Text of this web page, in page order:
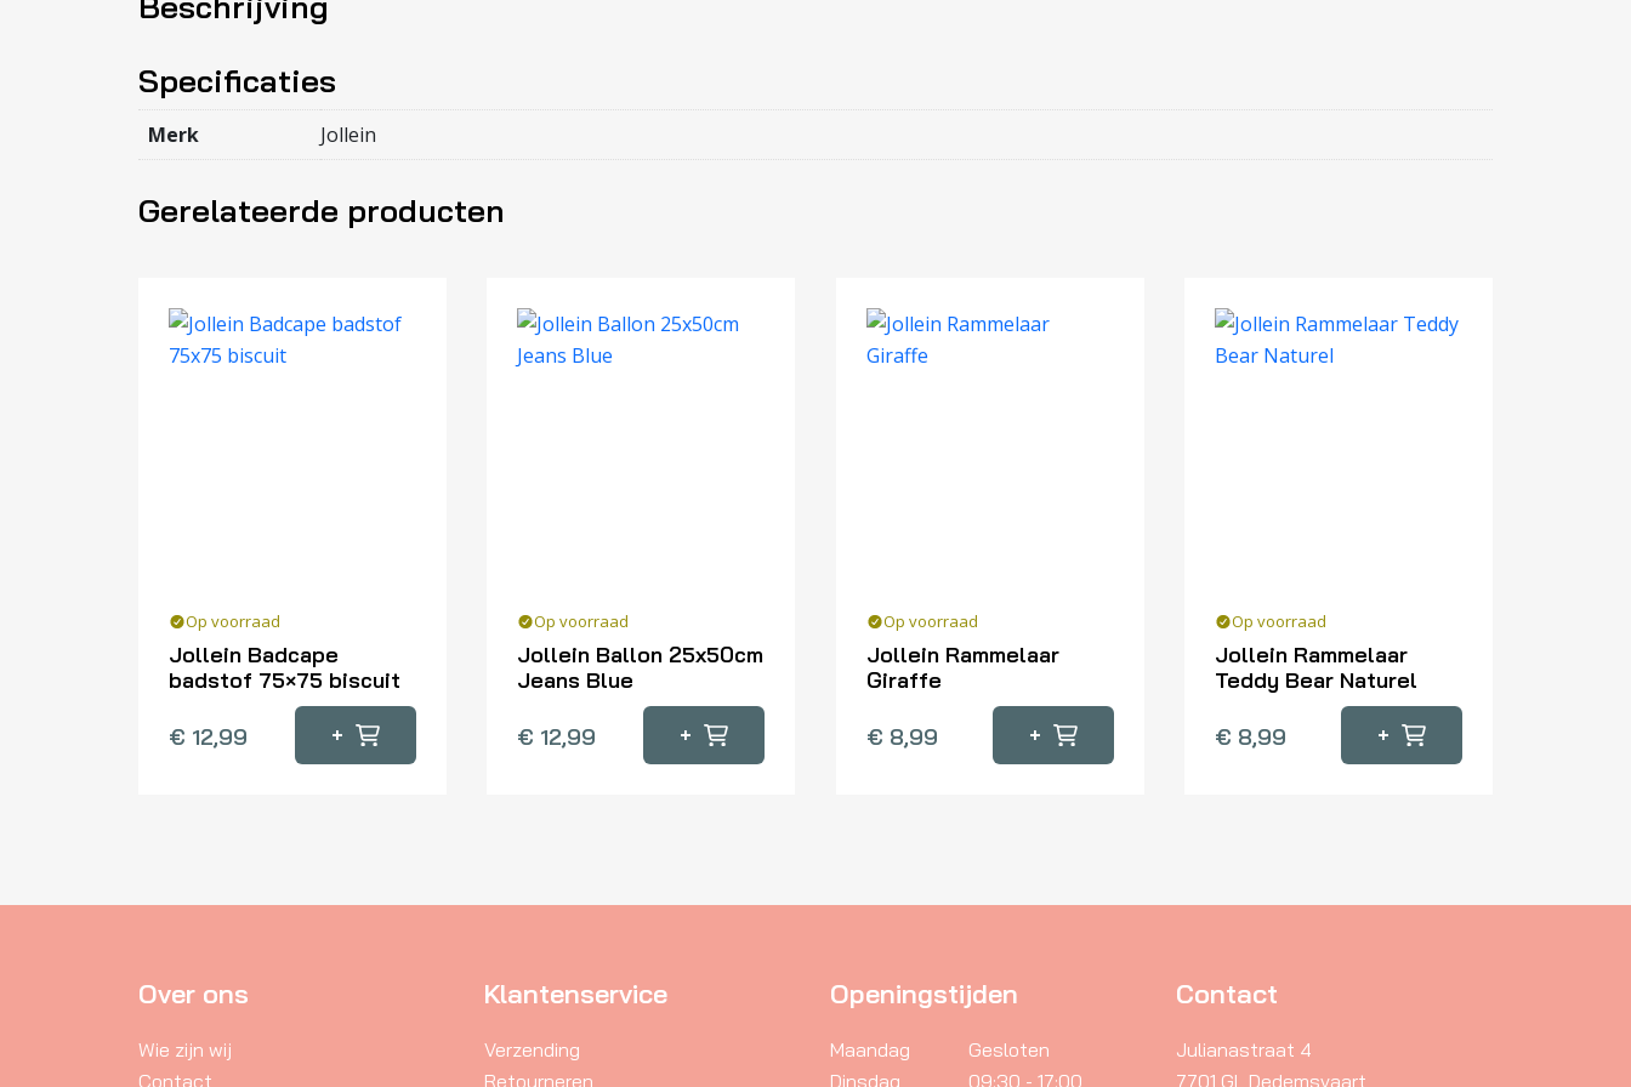
Specificaties
Merk Jollein
Gerelateerde producten
Op voorraad
Jollein Badcape
badstof 75×75 biscuit
€ 12,99 +
Op voorraad
Jollein Ballon 25x50cm
Jeans Blue
€ 12,99 +
Op voorraad
Jollein Rammelaar
Giraffe
€ 8,99 +
Op voorraad
Jollein Rammelaar
Teddy Bear Naturel
€ 8,99 +
Over ons
Wie zijn wij
Contact
Klantenservice
Verzending
Retourneren
Openingstijden
Maandag
Gesloten
Dinsdag
09:30 - 17:00
Contact
Julianastraat 4
7701 GL Dedemsvaart